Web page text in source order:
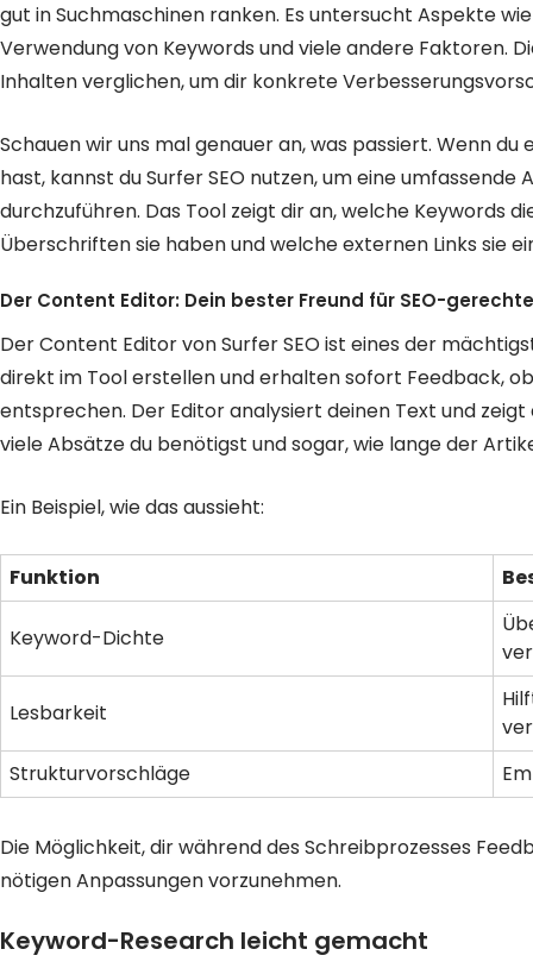
gut in Suchmaschinen ranken. Es untersucht Aspekte
Verwendung von Keywords und viele andere Faktoren.
Inhalten verglichen, um dir konkrete
Schauen wir uns mal genauer an, was passiert. Wenn
hast, kannst du Surfer SEO nutzen, um eine
durchzuführen. Das Tool zeigt dir an, welche Keywords
Überschriften sie haben und welche externen Links sie
Der Content Editor: Dein bester Freund für SEO-
Der Content Editor von Surfer SEO ist eines der
direkt im Tool erstellen und erhalten sofort Feedback,
entsprechen. Der Editor analysiert deinen Text und
viele Absätze du benötigst und sogar, wie lange der
Ein Beispiel, wie das aussieht:
Funktion
Keyword-Dichte
Lesbarkeit
Strukturvorschläge
Die Möglichkeit, dir während des Schreibprozesses
nötigen Anpassungen vorzunehmen.
Keyword-Research leicht gemacht